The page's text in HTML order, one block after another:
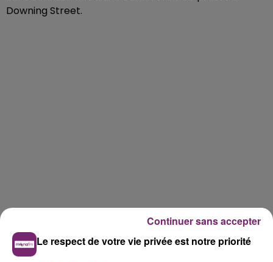
Downing Street.
Le respect de votre vie privée est notre priorité
Continuer sans accepter